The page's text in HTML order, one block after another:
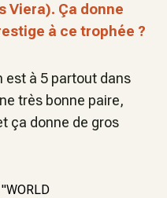
Viera). Ça donne
à ce trophée ?
est à 5 partout dans
très bonne paire,
ça donne de gros